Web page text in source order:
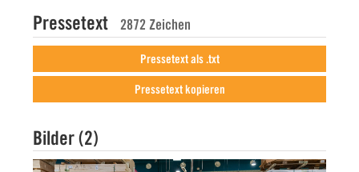
Pressetext 2872 Zeichen
Pressetext als .txt
Pressetext kopieren
Bilder (2)